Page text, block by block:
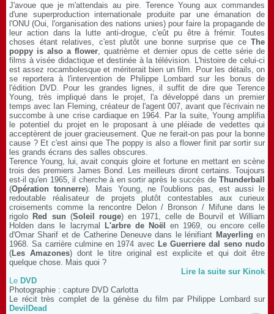
J'avoue que je m'attendais au pire. Terence Young aux commandes
d'une superproduction internationale produite par une émanation de
l'ONU (Oui, l'organisation des nations unies) pour faire la propagande de
leur action dans la lutte anti-drogue, c'eût pu être à frémir. Toutes
choses étant relatives, c'est plutôt une bonne surprise que ce The
poppy is also a flower, quatrième et dernier opus de cette série de
films à visée didactique et destinée à la télévision. L'histoire de celui-ci
est assez rocambolesque et mériterait bien un film. Pour les détails, on
se reportera à l'intervention de Philippe Lombard sur les bonus de
l'édition DVD. Pour les grandes lignes, il suffit de dire que Terence
Young, très impliqué dans le projet, l'a développé dans un premier
temps avec Ian Fleming, créateur de l'agent 007, avant que l'écrivain ne
succombe à une crise cardiaque en 1964. Par la suite, Young amplifia
le potentiel du projet en le proposant à une pléiade de vedettes qui
acceptèrent de jouer gracieusement. Que ne ferait-on pas pour la bonne
cause ? Et c'est ainsi que The poppy is also a flower finit par sortir sur
les grands écrans des salles obscures.
Terence Young, lui, avait conquis gloire et fortune en mettant en scène
trois des premiers James Bond. Les meilleurs diront certains. Toujours
est-il qu'en 1965, il cherche à en sortir après le succès de Thunderball
(Opération tonnerre). Mais Young, ne l'oublions pas, est aussi le
redoutable réalisateur de projets plutôt contestables aux curieux
croisements comme la rencontre Delon / Bronson / Mifune dans le
rigolo Red sun (Soleil rouge) en 1971, celle de Bourvil et William
Holden dans le lacrymal
L'arbre de Noëlen 1969, ou encore celle
d'Omar Sharif et de Catherine Deneuve dans le lénifiant Mayerling en
1968. Sa carrière culmine en 1974 avec Le Guerriere dal seno nudo
(Les Amazones) dont le titre original est explicite et qui doit être
quelque chose. Mais quoi ?
Lire la suite sur Kinok
Le DVD
Photographie : capture DVD Carlotta
Le récit très complet de la génèse du film par Philippe Lombard sur
DevilDead